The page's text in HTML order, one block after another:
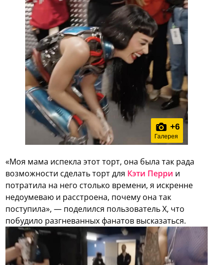
+6
Галерея
«Моя мама испекла этот торт, она была так рада
возможности сделать торт для Кэти Перри и
потратила на него столько времени, я искренне
недоумеваю и расстроена, почему она так
поступила», — поделился пользователь X, что
побудило разгневанных фанатов высказаться.